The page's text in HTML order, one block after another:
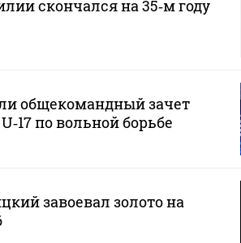
скончался на 35‑м году
общекомандный зачет
по вольной борьбе
завоевал золото на